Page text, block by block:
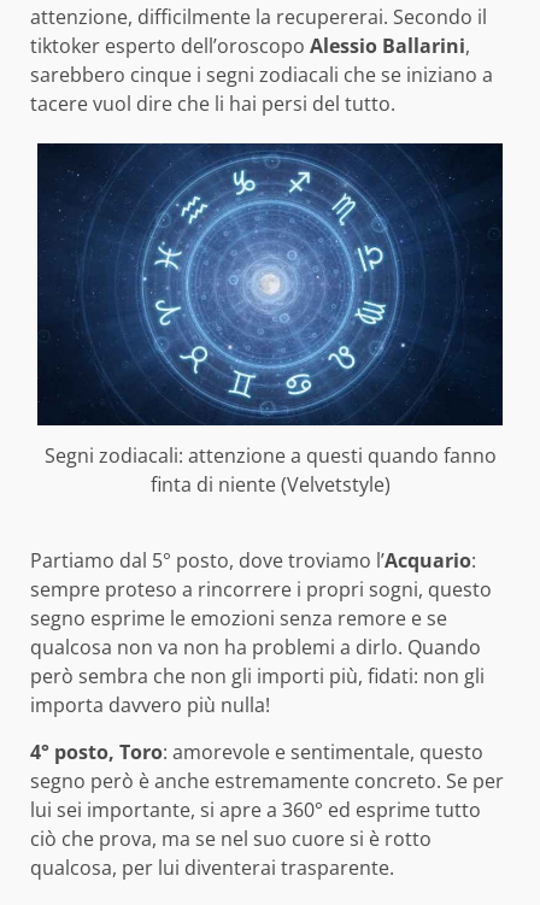
attenzione, difficilmente la recupererai. Secondo il
tiktoker esperto dell’oroscopo Alessio Ballarini,
sarebbero cinque i segni zodiacali che se iniziano a
tacere vuol dire che li hai persi del tutto.
Segni zodiacali: attenzione a questi quando fanno
finta di niente (Velvetstyle)
Partiamo dal 5° posto, dove troviamo l’Acquario:
sempre proteso a rincorrere i propri sogni, questo
segno esprime le emozioni senza remore e se
qualcosa non va non ha problemi a dirlo. Quando
però sembra che non gli importi più, fidati: non gli
importa davvero più nulla!
4° posto, Toro: amorevole e sentimentale, questo
segno però è anche estremamente concreto. Se per
lui sei importante, si apre a 360° ed esprime tutto
ciò che prova, ma se nel suo cuore si è rotto
qualcosa, per lui diventerai trasparente.